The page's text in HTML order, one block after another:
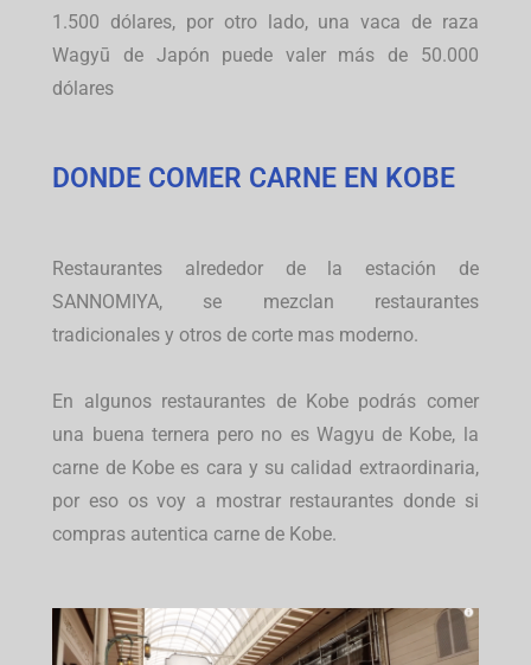
1.500 dólares, por otro lado, una vaca de raza
Wagyū de Japón puede valer más de 50.000
dólares
DONDE COMER CARNE EN KOBE
Restaurantes alrededor de la estación de
SANNOMIYA, se mezclan restaurantes
tradicionales y otros de corte mas moderno.
En algunos restaurantes de Kobe podrás comer
una buena ternera pero no es Wagyu de Kobe, la
carne de Kobe es cara y su calidad extraordinaria,
por eso os voy a mostrar restaurantes donde si
compras autentica carne de Kobe.